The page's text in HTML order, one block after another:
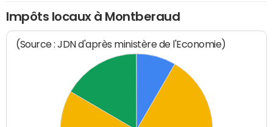
Impôts locaux à Montberaud
(Source : JDN d'après ministère de l'Economie)